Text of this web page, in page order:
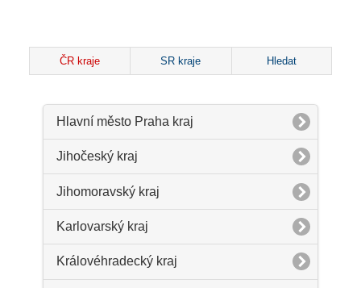
ČR kraje SR kraje Hledat
Hlavní město Praha kraj
Jihočeský kraj
Jihomoravský kraj
Karlovarský kraj
Královéhradecký kraj